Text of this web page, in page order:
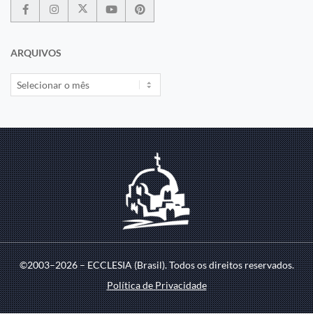
ARQUIVOS
©2003–2026 – ECCLESIA (Brasil). Todos os direitos reservados.
Política de Privacidade